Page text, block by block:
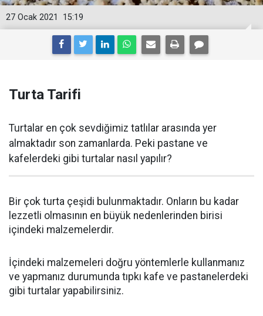
15:19
27 Ocak 2021
Turta Tarifi
Turtalar en çok sevdiğimiz tatlılar arasında yer
almaktadır son zamanlarda. Peki pastane ve
kafelerdeki gibi turtalar nasıl yapılır?
Bir çok turta çeşidi bulunmaktadır. Onların bu kadar
lezzetli olmasının en büyük nedenlerinden birisi
içindeki malzemelerdir.
İçindeki malzemeleri doğru yöntemlerle kullanmanız
ve yapmanız durumunda tıpkı kafe ve pastanelerdeki
gibi turtalar yapabilirsiniz.